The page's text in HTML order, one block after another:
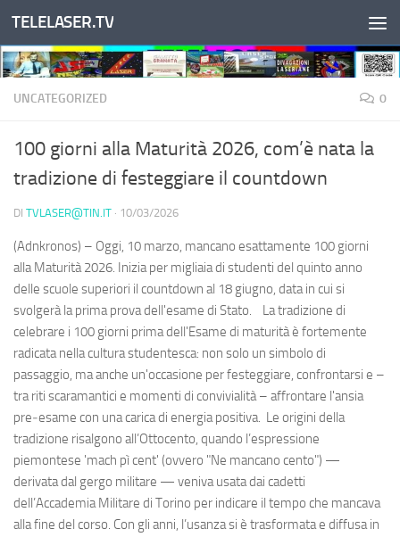
Salta al contenuto
TELELASER.TV
UNCATEGORIZED 0
100 giorni alla Maturità 2026, com’è nata la
tradizione di festeggiare il countdown
DI TVLASER@TIN.IT · 10/03/2026
(Adnkronos) – Oggi, 10 marzo, mancano esattamente 100 giorni
alla Maturità 2026. Inizia per migliaia di studenti del quinto anno
delle scuole superiori il countdown al 18 giugno, data in cui si
svolgerà la prima prova dell'esame di Stato. La tradizione di
celebrare i 100 giorni prima dell'Esame di maturità è fortemente
radicata nella cultura studentesca: non solo un simbolo di
passaggio, ma anche un'occasione per festeggiare, confrontarsi e –
tra riti scaramantici e momenti di convivialità – affrontare l'ansia
pre‑esame con una carica di energia positiva. Le origini della
tradizione risalgono all’Ottocento, quando l’espressione
piemontese 'mach pì cent' (ovvero "Ne mancano cento") —
derivata dal gergo militare — veniva usata dai cadetti
dell’Accademia Militare di Torino per indicare il tempo che mancava
alla fine del corso. Con gli anni, l’usanza si è trasformata e diffusa in